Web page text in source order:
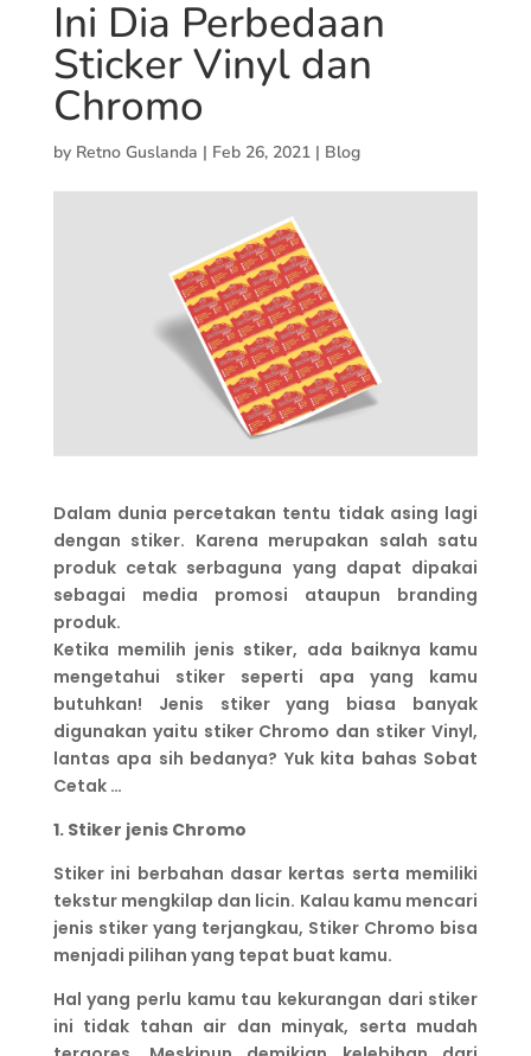
Ini Dia Perbedaan
Sticker Vinyl dan
Chromo
by Retno Guslanda | Feb 26, 2021| Blog
Dalam dunia percetakan tentu tidak asing lagi
dengan stiker. Karena merupakan salah satu
produk cetak serbaguna yang dapat dipakai
sebagai media promosi ataupun branding
produk.
Ketika memilih jenis stiker, ada baiknya kamu
mengetahui stiker seperti apa yang kamu
butuhkan! Jenis stiker yang biasa banyak
digunakan yaitu stiker Chromo dan stiker Vinyl,
lantas apa sih bedanya? Yuk kita bahas Sobat
Cetak …
1. Stiker jenis Chromo
Stiker ini berbahan dasar kertas serta memiliki
tekstur mengkilap dan licin. Kalau kamu mencari
jenis stiker yang terjangkau, Stiker Chromo bisa
menjadi pilihan yang tepat buat kamu.
Hal yang perlu kamu tau kekurangan dari stiker
ini tidak tahan air dan minyak, serta mudah